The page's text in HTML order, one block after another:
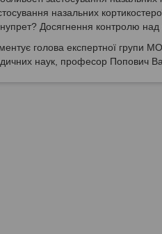
назальних
Досягнення контролю
голова експертної групи
наук, професор Попович